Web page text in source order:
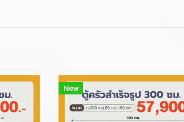
New